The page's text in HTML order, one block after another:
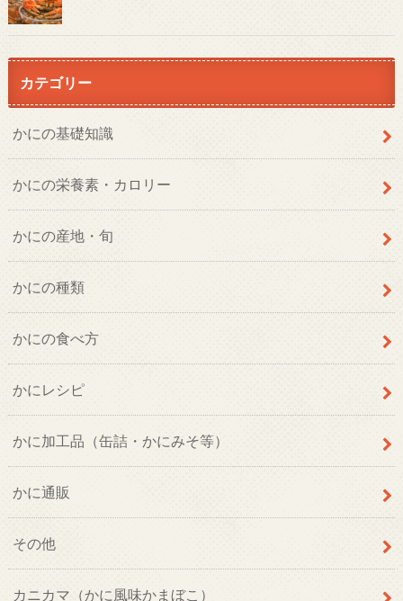
カテゴリー
かにの基礎知識
かにの栄養素・カロリー
かにの産地・旬
かにの種類
かにの食べ方
かにレシピ
かに加工品（缶詰・かにみそ等）
かに通販
その他
カニカマ（かに風味かまぼこ）